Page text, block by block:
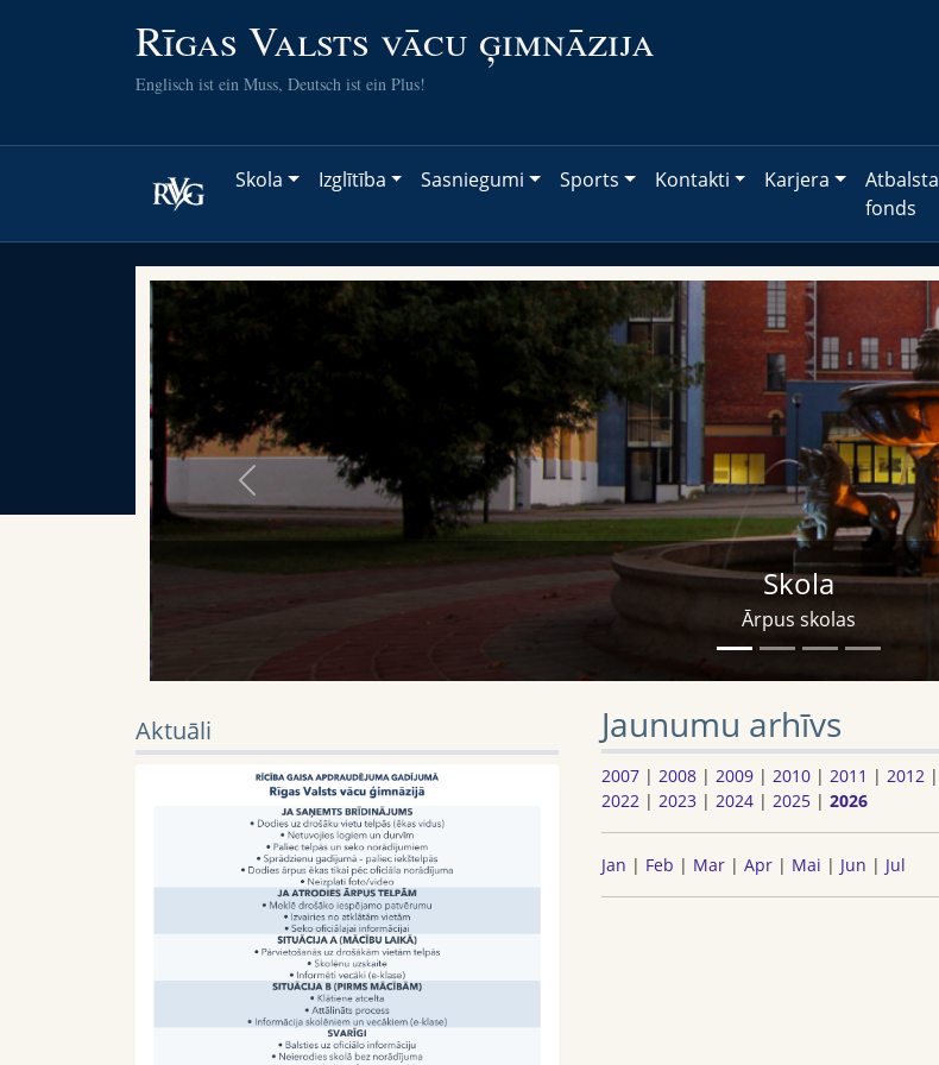
Rīgas Valsts vācu ģimnāzija
Englisch ist ein Muss, Deutsch ist ein Plus!
Skola Izglītība Sasniegumi Sports Kontakti Karjera
Atbalsta
fonds
Skola
Ārpus skolas
Previous
Jaunumu arhīvs
2007 | 2008 | 2009 | 2010 | 2011 | 2012 |
2022 | 2023 | 2024 | 2025 | 2026
Jan | Feb | Mar | Apr | Mai | Jun | Jul
Aktuāli